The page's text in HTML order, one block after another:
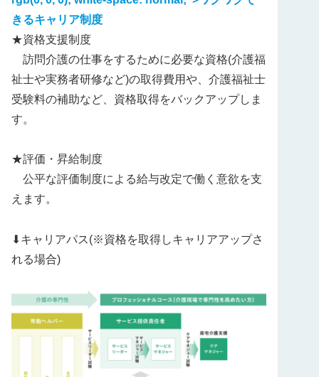
きるキャリア制度
★資格支援制度
訪問介護の仕事をするために必要な資格(介護福
祉士や実務者研修など)の取得費用や、介護福祉士
受験料の補助など、資格取得をバックアップしま
す。
★評価・昇給制度
公平な評価制度による給与改定で働く意欲を支
えます。
⬇︎キャリアパス(※資格を取得しキャリアアップさ
れる場合)